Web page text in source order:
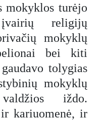
mokyklos turėjo
religijų
mokyklų
bei kiti
tolygias
mokyklų
iždo.
kariuomenė, ir